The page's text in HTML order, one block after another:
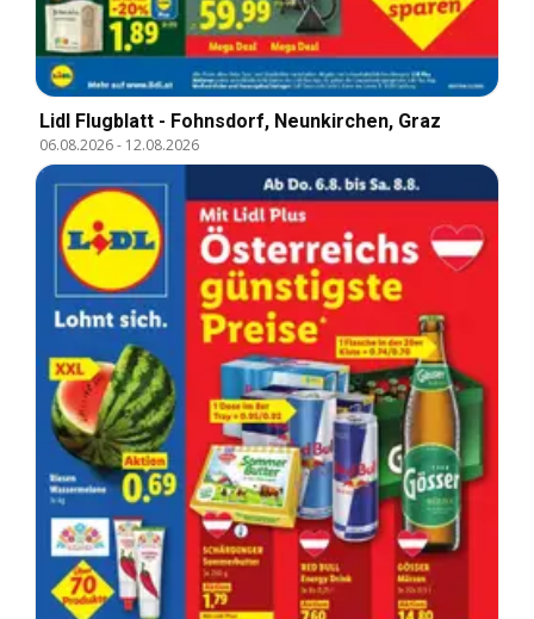
Lidl Flugblatt - Fohnsdorf, Neunkirchen, Graz
06.08.2026- 12.08.2026